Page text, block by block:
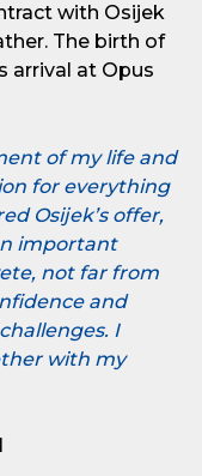
with Osijek
The birth of
arrival at Opus
of my life and
for everything
Osijek’s offer,
important
not far from
and
I
with my